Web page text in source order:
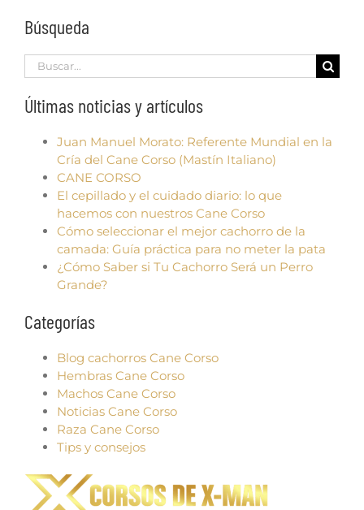
Búsqueda
Search
for:
Últimas noticias y artículos
Juan Manuel Morato: Referente Mundial en la
Cría del Cane Corso (Mastín Italiano)
CANE CORSO
El cepillado y el cuidado diario: lo que
hacemos con nuestros Cane Corso
Cómo seleccionar el mejor cachorro de la
camada: Guía práctica para no meter la pata
¿Cómo Saber si Tu Cachorro Será un Perro
Grande?
Categorías
Blog cachorros Cane Corso
Hembras Cane Corso
Machos Cane Corso
Noticias Cane Corso
Raza Cane Corso
Tips y consejos